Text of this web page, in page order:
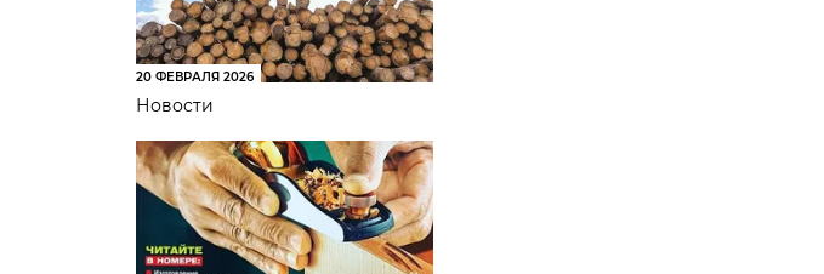
20 ФЕВРАЛЯ 2026
Новости